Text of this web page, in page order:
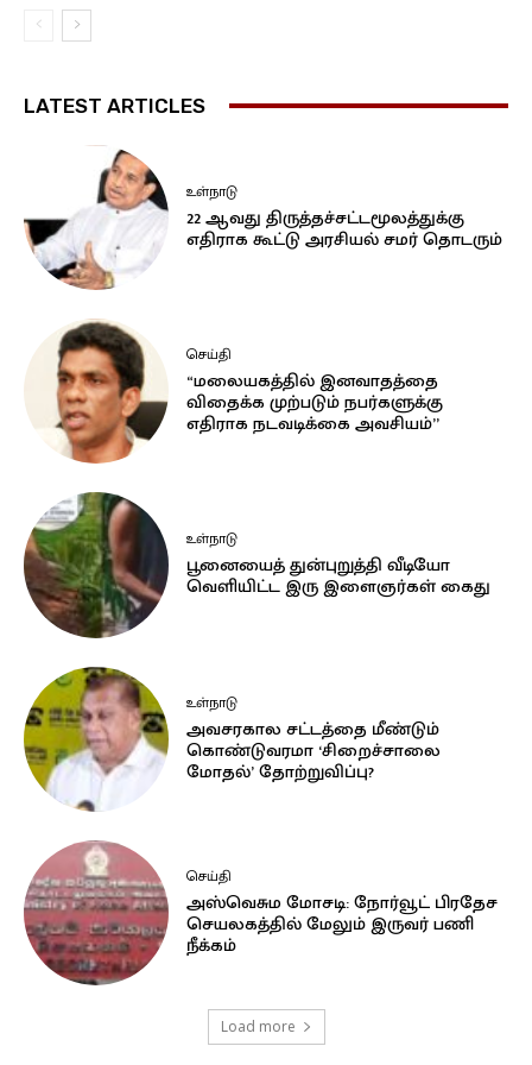
LATEST ARTICLES
உள்நாடு
22 ஆவது திருத்தச்சட்டமூலத்துக்கு
எதிராக கூட்டு அரசியல் சமர் தொடரும்
செய்தி
“மலையகத்தில் இனவாதத்தை
விதைக்க முற்படும் நபர்களுக்கு
எதிராக நடவடிக்கை அவசியம்”
உள்நாடு
பூனையைத் துன்புறுத்தி வீடியோ
வெளியிட்ட இரு இளைஞர்கள் கைது
உள்நாடு
அவசரகால சட்டத்தை மீண்டும்
கொண்டுவரமா ‘சிறைச்சாலை
மோதல்’ தோற்றுவிப்பு?
செய்தி
அஸ்வெசும மோசடி: நோர்வூட் பிரதேச
செயலகத்தில் மேலும் இருவர் பணி
நீக்கம்
Load more